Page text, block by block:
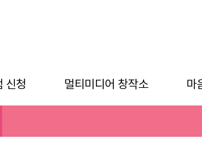
신청 멀티미디어 창작소 마